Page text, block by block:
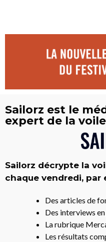
Sailorz est le
expert de la
Sailorz décrypte la
chaque vendredi, par
Des articles de
Des interviews
La rubrique
Les résultats